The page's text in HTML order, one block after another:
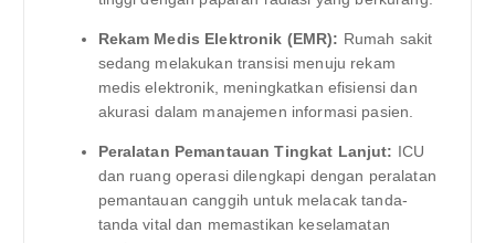
Rekam Medis Elektronik (EMR): Rumah sakit
sedang melakukan transisi menuju rekam
medis elektronik, meningkatkan efisiensi dan
akurasi dalam manajemen informasi pasien.
Peralatan Pemantauan Tingkat Lanjut: ICU
dan ruang operasi dilengkapi dengan peralatan
pemantauan canggih untuk melacak tanda-
tanda vital dan memastikan keselamatan